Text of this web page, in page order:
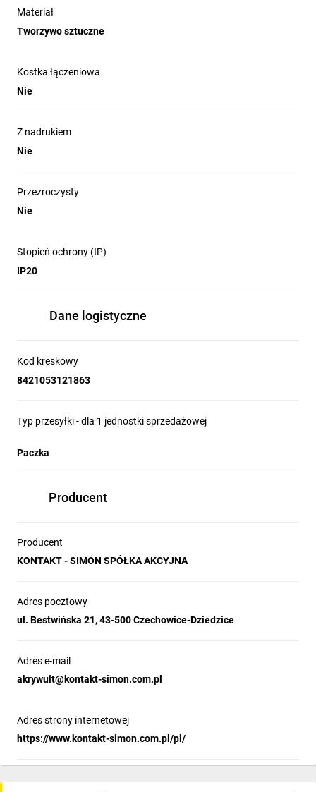
Materiał
Tworzywo sztuczne
Kostka łączeniowa
Nie
Z nadrukiem
Nie
Przezroczysty
Nie
Stopień ochrony (IP)
IP20
Dane logistyczne
Kod kreskowy
8421053121863
Typ przesyłki - dla 1 jednostki sprzedażowej
Paczka
Producent
Producent
KONTAKT - SIMON SPÓŁKA AKCYJNA
Adres pocztowy
ul. Bestwińska 21, 43-500 Czechowice-Dziedzice
Adres e-mail
akrywult@kontakt-simon.com.pl
Adres strony internetowej
https://www.kontakt-simon.com.pl/pl/